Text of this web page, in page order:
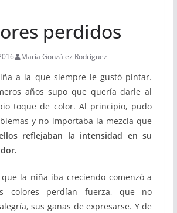
perdidos
María González Rodríguez
a la que siempre le gustó pintar.
años supo que quería darle al
toque de color. Al principio, pudo
y no importaba la mezcla que
reflejaban la intensidad en su
la niña iba creciendo comenzó a
colores perdían fuerza, que no
sus ganas de expresarse. Y de